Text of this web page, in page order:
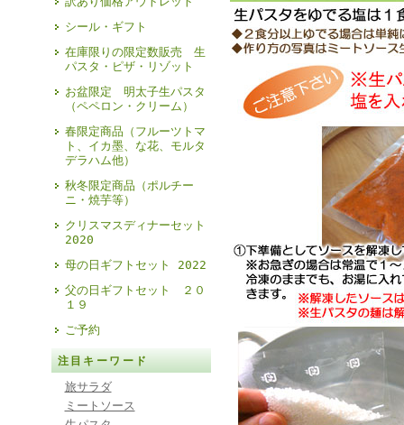
シール・ギフト
在庫限りの限定数販売 生
パスタ・ピザ・リゾット
お盆限定 明太子生パスタ
（ペペロン・クリーム）
春限定商品（フルーツトマ
ト、イカ墨、な花、モルタ
デラハム他）
秋冬限定商品（ポルチー
ニ・焼芋等）
クリスマスディナーセット
2020
母の日ギフトセット 2022
父の日ギフトセット ２０
１９
ご予約
注目キーワード
旅サラダ
ミートソース